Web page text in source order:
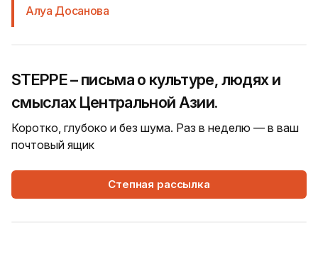
Алуа Досанова
STEPPE – письма о культуре, людях и
смыслах Центральной Азии.
Коротко, глубоко и без шума. Раз в неделю — в ваш
почтовый ящик
Степная рассылка